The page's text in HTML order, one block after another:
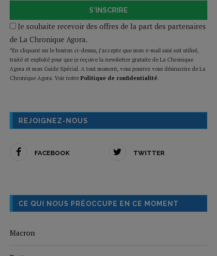
S'INSCRIRE
Je souhaite recevoir des offres de la part des partenaires
de La Chronique Agora.
*En cliquant sur le bouton ci-dessus, j’accepte que mon e-mail saisi soit utilisé,
traité et exploité pour que je reçoive la newsletter gratuite de La Chronique
Agora et mon Guide Spécial. A tout moment, vous pourrez vous désinscrire de La
Chronique Agora. Voir notre Politique de confidentialité.
REJOIGNEZ-NOUS
FACEBOOK TWITTER
CE QUI NOUS PRÉOCCUPE EN CE MOMENT
Macron